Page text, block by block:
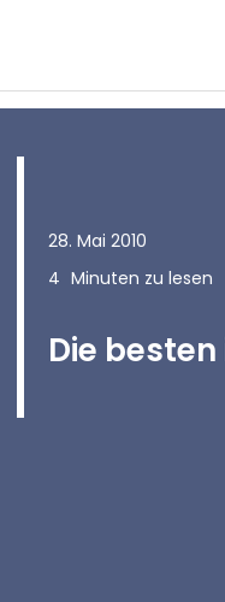
28. Mai 2010
4 Minuten zu lesen
Die